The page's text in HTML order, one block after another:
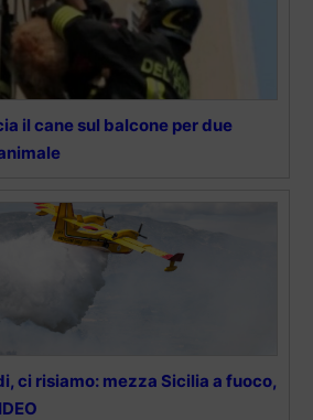
il cane sul balcone per due
ci risiamo: mezza Sicilia a fuoco,